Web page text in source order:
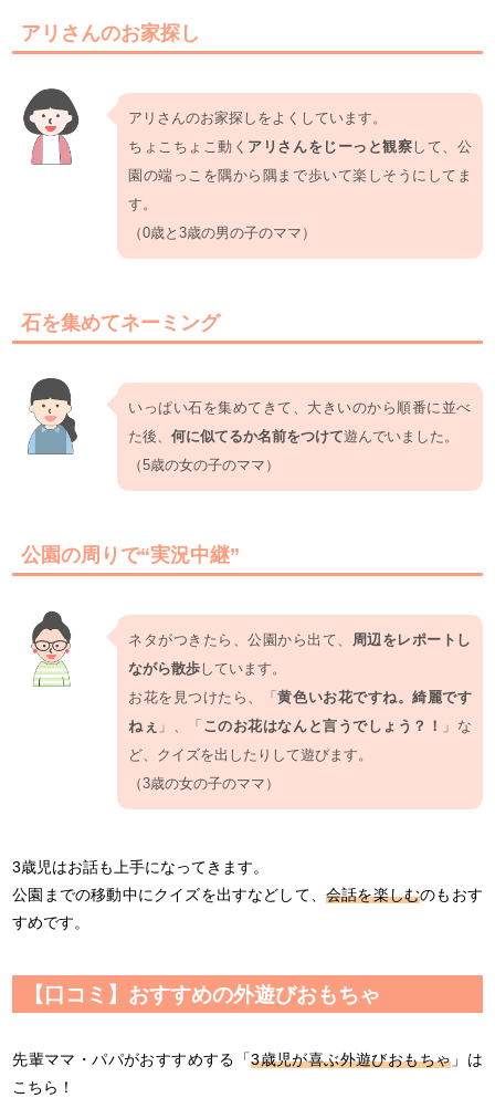
アリさんのお家探し
アリさんのお家探しをよくしています。
ちょこちょこ動く アリさんをじーっと観察 して、公
園の端っこを隅から隅まで歩いて楽しそうにしてま
す。
（0歳と3歳の男の子のママ）
石を集めてネーミング
いっぱい石を集めてきて、大きいのから順番に並べ
た後、何に似てるか名前をつけて遊んでいました。
（5歳の女の子のママ）
公園の周りで“実況中継”
ネタがつきたら、公園から出て、 周辺をレポートし
ながら散歩 しています。
お花を見つけたら、「黄色いお花ですね。綺麗です
ねぇ 」、「 このお花はなんと言うでしょう？！ 」な
ど、クイズを出したりして遊びます。
（3歳の女の子のママ）
3歳児はお話も上手になってきます。
公園までの移動中にクイズを出すなどして、会話を楽しむのもおす
すめです。
【口コミ】おすすめの外遊びおもちゃ
先輩ママ・パパがおすすめする「3歳児が喜ぶ外遊びおもちゃ 」は
こちら！